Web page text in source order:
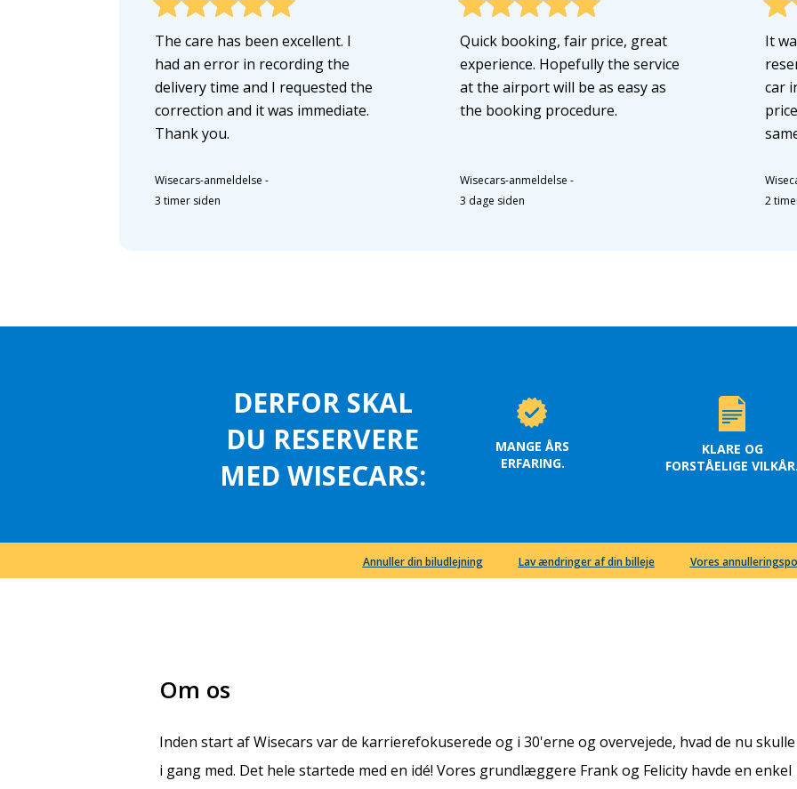
The care has been excellent. I
had an error in recording the
delivery time and I requested the
correction and it was immediate.
Thank you.
Wisecars-anmeldelse -
3 timer siden
Quick booking, fair price, great
experience. Hopefully the service
at the airport will be as easy as
the booking procedure.
Wisecars-anmeldelse -
3 dage siden
It
car
2
DERFOR SKAL
DU RESERVERE
MED WISECARS:
MANGE ÅRS
ERFARING.
KLARE OG
FORSTÅELIGE
Annuller din biludlejning Lav ændringer af din billeje Vores
Om os
Inden start af Wisecars var de karrierefokuserede og i 30'erne og overvejede, hvad de nu skulle
i gang med. Det hele startede med en idé! Vores grundlæggere Frank og Felicity havde en enkel